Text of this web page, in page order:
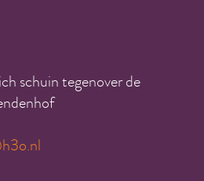
schuin tegenover de